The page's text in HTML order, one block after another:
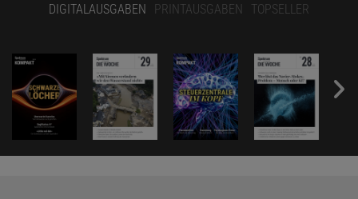
DIGITALAUSGABEN PRINTAUSGABEN TOPSELLER